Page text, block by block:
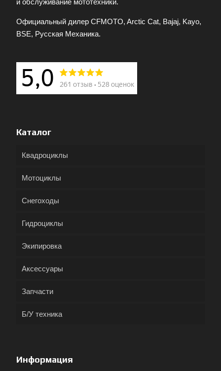
и обслуживание мототехники.
Официальный дилер CFMOTO, Arctic Cat, Bajaj, Kayo,
BSE, Русская Механика.
Каталог
Квадроциклы
Мотоциклы
Снегоходы
Гидроциклы
Экипировка
Аксессуары
Запчасти
Б/У техника
Информация